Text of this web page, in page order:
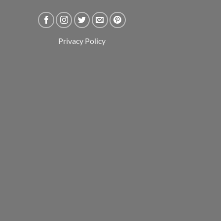
Privacy Policy